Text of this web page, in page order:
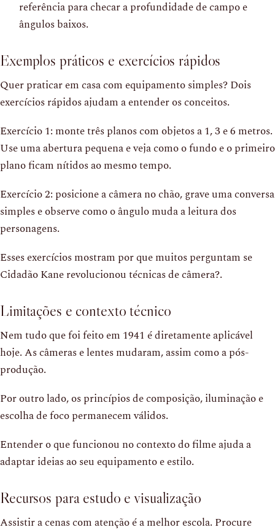
referência para checar a profundidade de campo e
ângulos baixos.
Exemplos práticos e exercícios rápidos
Quer praticar em casa com equipamento simples? Dois
exercícios rápidos ajudam a entender os conceitos.
Exercício 1: monte três planos com objetos a 1, 3 e 6 metros.
Use uma abertura pequena e veja como o fundo e o primeiro
plano ficam nítidos ao mesmo tempo.
Exercício 2: posicione a câmera no chão, grave uma conversa
simples e observe como o ângulo muda a leitura dos
personagens.
Esses exercícios mostram por que muitos perguntam se
Cidadão Kane revolucionou técnicas de câmera?.
Limitações e contexto técnico
Nem tudo que foi feito em 1941 é diretamente aplicável
hoje. As câmeras e lentes mudaram, assim como a pós-
produção.
Por outro lado, os princípios de composição, iluminação e
escolha de foco permanecem válidos.
Entender o que funcionou no contexto do filme ajuda a
adaptar ideias ao seu equipamento e estilo.
Recursos para estudo e visualização
Assistir a cenas com atenção é a melhor escola. Procure